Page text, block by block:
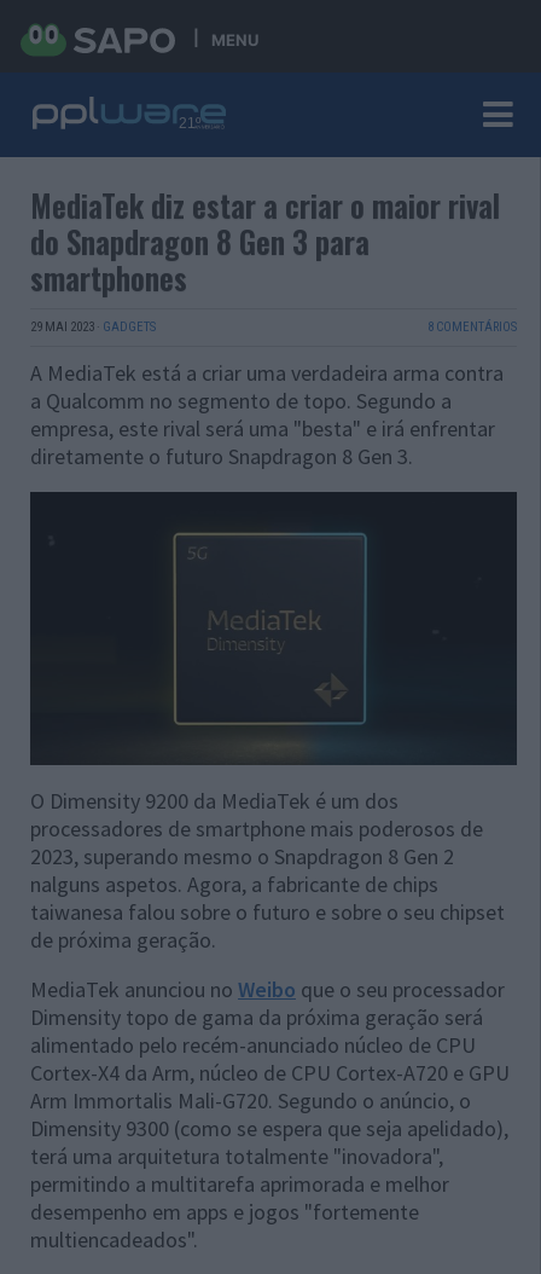
MENU
MediaTek diz estar a criar o maior rival
do Snapdragon 8 Gen 3 para
smartphones
29 MAI 2023 · GADGETS 8 COMENTÁRIOS
A MediaTek está a criar uma verdadeira arma contra
a Qualcomm no segmento de topo. Segundo a
empresa, este rival será uma "besta" e irá enfrentar
diretamente o futuro Snapdragon 8 Gen 3.
O Dimensity 9200 da MediaTek é um dos
processadores de smartphone mais poderosos de
2023, superando mesmo o Snapdragon 8 Gen 2
nalguns aspetos. Agora, a fabricante de chips
taiwanesa falou sobre o futuro e sobre o seu chipset
de próxima geração.
MediaTek anunciou no Weibo que o seu processador
Dimensity topo de gama da próxima geração será
alimentado pelo recém-anunciado núcleo de CPU
Cortex-X4 da Arm, núcleo de CPU Cortex-A720 e GPU
Arm Immortalis Mali-G720. Segundo o anúncio, o
Dimensity 9300 (como se espera que seja apelidado),
terá uma arquitetura totalmente "inovadora",
permitindo a multitarefa aprimorada e melhor
desempenho em apps e jogos "fortemente
multiencadeados".